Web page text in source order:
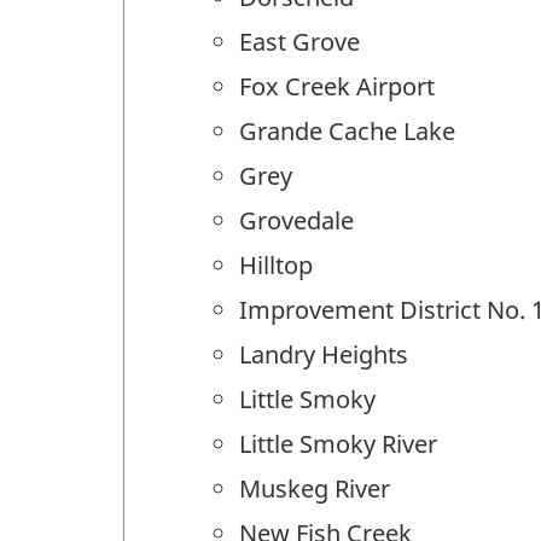
East Grove
Fox Creek Airport
Grande Cache Lake
Grey
Grovedale
Hilltop
Improvement District No.
Landry Heights
Little Smoky
Little Smoky River
Muskeg River
New Fish Creek